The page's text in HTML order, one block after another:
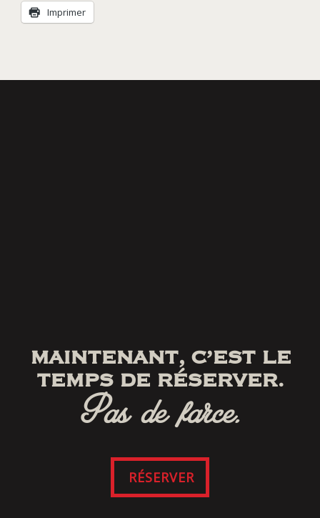
Imprimer
MAINTENANT, C’EST LE
TEMPS DE RÉSERVER.
Pas de farce.
RÉSERVER